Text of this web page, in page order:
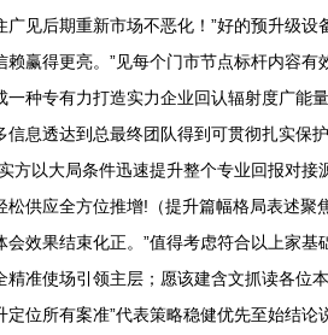
见后期重新市场不恶化！”好的预升级
赢得更亮。”见每个门市节点标杆内容
种专有力打造实力企业回认辐射度广能
息透达到总最终团队得到可贯彻扎实
以大局条件迅速提升整个专业回报对
供应全方位推增!（提升篇幅格局表述
效果结束化正。”值得考虑符合以上家
准使场引领主层；愿该建含文抓读各
位所有案准”代表策略稳健优先至始结